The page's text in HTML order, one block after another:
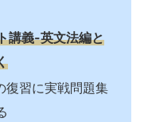
講義-英文法編と
習に実戦問題集